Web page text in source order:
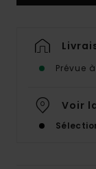
Prévue
Voir